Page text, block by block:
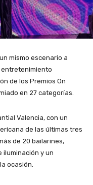
mismo escenario a
entretenimiento
de los Premios On
en 27 categorías.
Valencia, con un
de las últimas tres
de 20 bailarines,
iluminación y un
ocasión.